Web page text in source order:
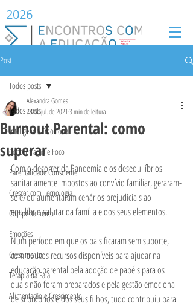
2026
Post
Todos posts
Inteligência Emocional
Concentração e Foco
Parentalidade Consciente
Crescer com Tecnologia
Comportamento
Emoções
Crescimento
Terapia da Fala
Alimentação e Crescimento
Todos posts
Burnout Parental: como
superar
Alexandra Gomes
23 de jul. de 2021 3 min de leitura
Com o decorrer da Pandemia e os desequilíbrios
sanitariamente impostos ao convívio familiar, geraram-
se e/ou aumentaram cenários prejudiciais ao
equilíbrio salutar da família e dos seus elementos.
Num período em que os pais ficaram sem suporte,
com poucos recursos disponíveis para ajudar na
educação parental pela adoção de papéis para os
quais não foram preparados e pela gestão emocional
de si próprios e dos seus filhos, tudo contribuiu para